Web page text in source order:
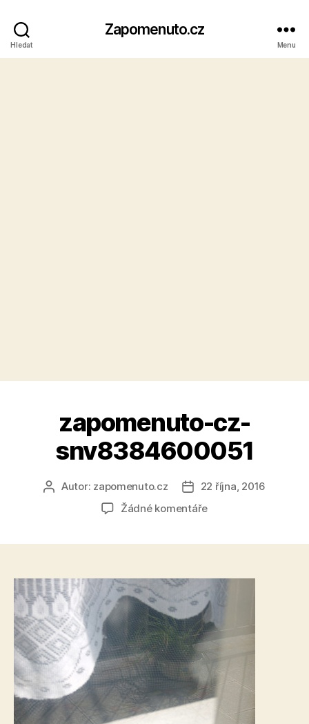
Hledat
Zapomenuto.cz
Menu
zapomenuto-cz-
snv8384600051
AutorAutor: zapomenuto.cz
Datum
příspěvku
22 října, 2016
Žádné komentářeu
snv8384600051